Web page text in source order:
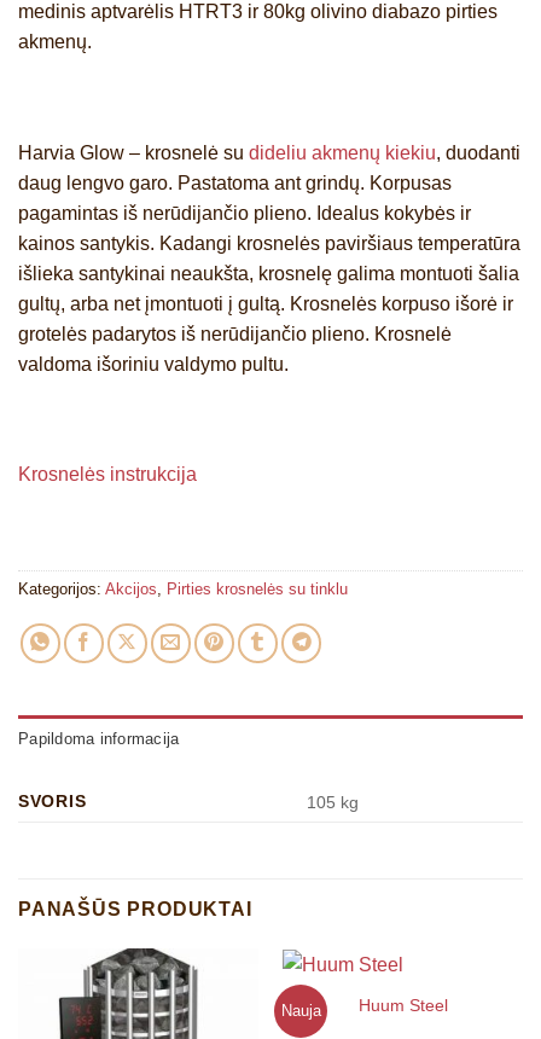
medinis aptvarėlis HTRT3 ir 80kg olivino diabazo pirties
akmenų.
Harvia Glow – krosnelė su dideliu akmenų kiekiu, duodanti
daug lengvo garo. Pastatoma ant grindų. Korpusas
pagamintas iš nerūdijančio plieno. Idealus kokybės ir
kainos santykis. Kadangi krosnelės paviršiaus temperatūra
išlieka santykinai neaukšta, krosnelę galima montuoti šalia
gultų, arba net įmontuoti į gultą. Krosnelės korpuso išorė ir
grotelės padarytos iš nerūdijančio plieno. Krosnelė
valdoma išoriniu valdymo pultu.
Krosnelės instrukcija
Kategorijos: Akcijos, Pirties krosnelės su tinklu
Papildoma informacija
SVORIS 105 kg
PANAŠŪS PRODUKTAI
Nauja Huum Steel